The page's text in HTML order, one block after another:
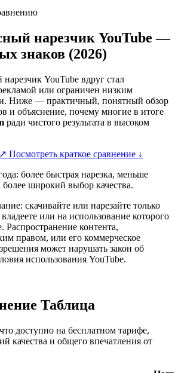
нарезчик YouTube —
знаков (2026)
YouTube вдруг стал
или ограничен низким
Ниже — практичный, понятный обзор
и объяснение, почему многие в итоге
ради чистого результата в высоком
↗ Посмотреть краткое сравнение ↓
более быстрая нарезка, меньше
широкий выбор качества.
скачивайте или нарезайте только
или на использование которого
Распространение контента,
правом, или его коммерческое
может нарушать закон об
использования YouTube.
Таблица
доступно на бесплатном тарифе,
качества и общего впечатления от